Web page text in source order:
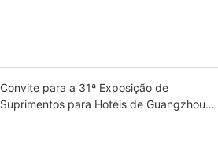
Convite para a 31ª Exposição de
Suprimentos para Hotéis de Guangzhou |